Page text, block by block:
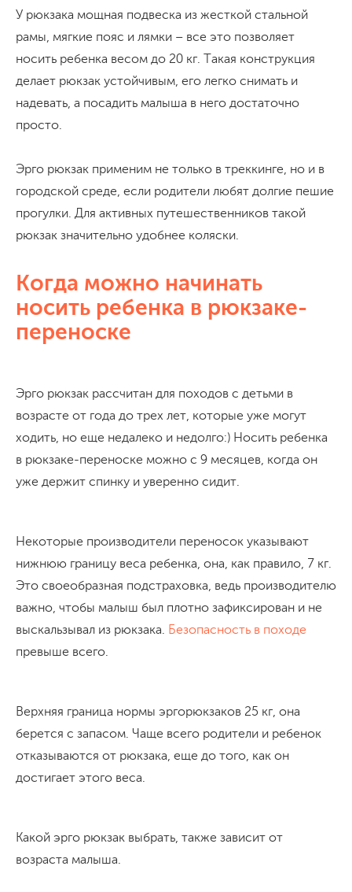
У рюкзака мощная подвеска из жесткой стальной
рамы, мягкие пояс и лямки – все это позволяет
носить ребенка весом до 20 кг. Такая конструкция
делает рюкзак устойчивым, его легко снимать и
надевать, а посадить малыша в него достаточно
просто.
Эрго рюкзак применим не только в треккинге, но и в
городской среде, если родители любят долгие пешие
прогулки. Для активных путешественников такой
рюкзак значительно удобнее коляски.
Когда можно начинать
носить ребенка в рюкзаке-
переноске
Эрго рюкзак рассчитан для походов с детьми в
возрасте от года до трех лет, которые уже могут
ходить, но еще недалеко и недолго:) Носить ребенка
в рюкзаке-переноске можно с 9 месяцев, когда он
уже держит спинку и уверенно сидит.
Некоторые производители переносок указывают
нижнюю границу веса ребенка, она, как правило, 7 кг.
Это своеобразная подстраховка, ведь производителю
важно, чтобы малыш был плотно зафиксирован и не
выскальзывал из рюкзака. Безопасность в походе
превыше всего.
Верхняя граница нормы эргорюкзаков 25 кг, она
берется с запасом. Чаще всего родители и ребенок
отказываются от рюкзака, еще до того, как он
достигает этого веса.
Какой эрго рюкзак выбрать, также зависит от
возраста малыша.